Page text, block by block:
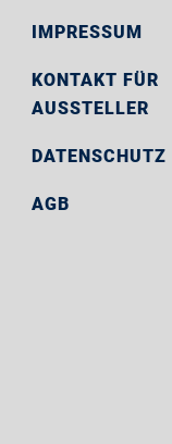
IMPRESSUM
KONTAKT FÜR
AUSSTELLER
DATENSCHUTZ
AGB